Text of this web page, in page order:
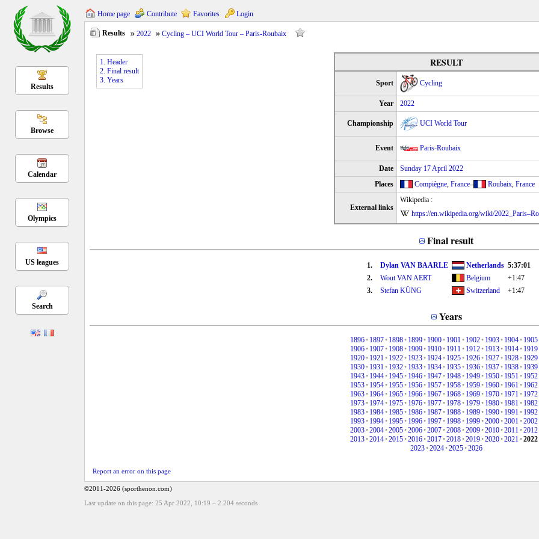
Results
Browse
Calendar
Olympics
US leagues
Search
Home page Contribute Favorites Login
Results 2022 Cycling – UCI World Tour – Paris-Roubaix
RESULT
Sport Cycling
Year 2022
Championship UCI World Tour
Event Paris-Roubaix
Date
Sunday 17 April 2022
Places
Compiègne, France– Roubaix, France
External links
Wikipedia :
https://en.wikipedia.org/wiki/
Final result
1. Dylan VAN BAARLE Netherlands 5:37:01
2.
Wout VAN AERT Belgium
+1:47
3.
Stefan KÜNG Switzerland +1:47
Years
1896• 1897• 1898• 1899• 1900• 1901• 1902• 1903• 1904• 1905
1906• 1907• 1908• 1909• 1910• 1911• 1912• 1913• 1914• 1919
1920• 1921• 1922• 1923• 1924• 1925• 1926• 1927• 1928• 1929
1930• 1931• 1932• 1933• 1934• 1935• 1936• 1937• 1938• 1939
1943• 1944• 1945• 1946• 1947• 1948• 1949• 1950• 1951• 1952
1953• 1954• 1955• 1956• 1957• 1958• 1959• 1960• 1961• 1962
1963• 1964• 1965• 1966• 1967• 1968• 1969• 1970• 1971• 1972
1973• 1974• 1975• 1976• 1977• 1978• 1979• 1980• 1981• 1982
1983• 1984• 1985• 1986• 1987• 1988• 1989• 1990• 1991• 1992
1993• 1994• 1995• 1996• 1997• 1998• 1999•2000•2001•2002
2003•2004•2005•2006•2007•2008•2009•2010•2011•2012
2013•2014•2015•2016•2017•2018•2019•2020•2021•2022
2023•2024•2025•2026
1. Header
2. Final result
3. Years
Report an error on this page
©2011-2026 (sporthenon.com)
Last update on this page: 25 Apr 2022, 10:19 – 2.204 seconds